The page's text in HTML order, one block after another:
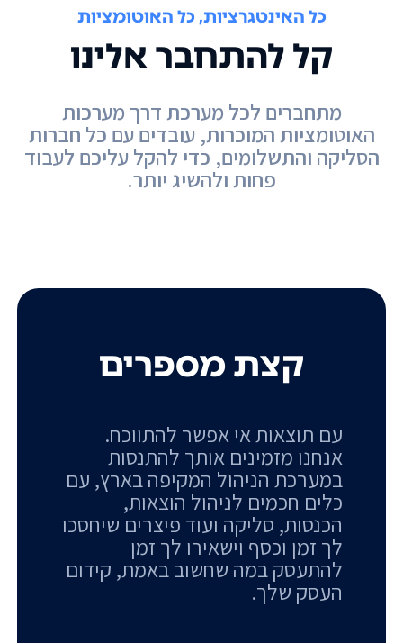
כל האינטגרציות, כל האוטומציות
קל להתחבר אלינו
מתחברים לכל מערכת דרך מערכות
האוטומציות המוכרות, עובדים עם כל חברות
הסליקה והתשלומים, כדי להקל עליכם לעבוד
פחות ולהשיג יותר.
קצת מספרים
עם תוצאות אי אפשר להתווכח.
אנחנו מזמינים אותך להתנסות
במערכת הניהול המקיפה בארץ, עם
כלים חכמים לניהול הוצאות,
הכנסות, סליקה ועוד פיצרים שיחסכו
לך זמן וכסף וישאירו לך זמן
להתעסק במה שחשוב באמת, קידום
העסק שלך.